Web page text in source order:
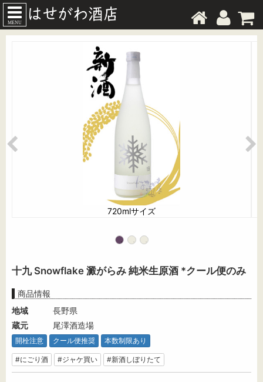
MENU
720mlサイズ
十九 Snowflake 澱がらみ 純米生原酒 *クール便のみ
商品情報
地域
長野県
蔵元
尾澤酒造場
開栓注意 クール便推奨 本数制限あり
#にごり酒 #ジャケ買い #新酒しぼりたて